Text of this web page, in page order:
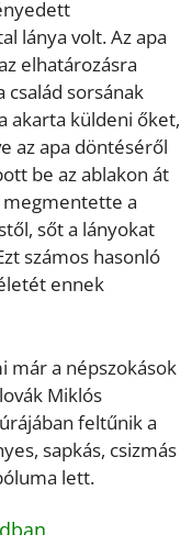
lánya volt. Az apa
elhatározásra
család sorsának
akarta küldeni őket,
az apa döntéséről
be az ablakon át
megmentette a
sőt a lányokat
számos hasonló
ennek
már a népszokások
Miklós
feltűnik a
sapkás, csizmás
lett.